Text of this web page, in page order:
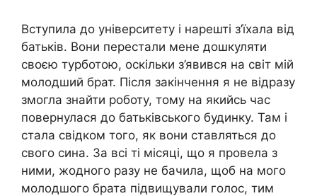
Вступила до університету і нарешті з’їхала від
батьків. Вони перестали мене дошкуляти
своєю турботою, оскільки з’явився на світ мій
молодший брат. Після закінчення я не відразу
змогла знайти роботу, тому на якийсь час
повернулася до батьківського будинку. Там і
стала свідком того, як вони ставляться до
свого сина. За всі ті місяці, що я провела з
ними, жодного разу не бачила, щоб на мого
молодшого брата підвищували голос, тим